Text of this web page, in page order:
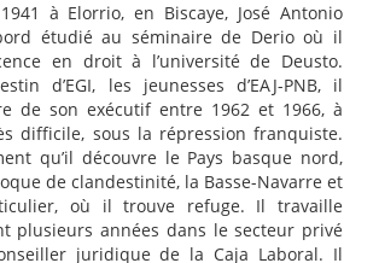
à Elorrio, en Biscaye, José Antonio
étudié au séminaire de Derio où il
en droit à l’université de Deusto.
d’EGI, les jeunesses d’EAJ-PNB, il
de son exécutif entre 1962 et 1966, à
difficile, sous la répression franquiste.
qu’il découvre le Pays basque nord,
de clandestinité, la Basse-Navarre et
où il trouve refuge. Il travaille
plusieurs années dans le secteur privé
juridique de la Caja Laboral. Il